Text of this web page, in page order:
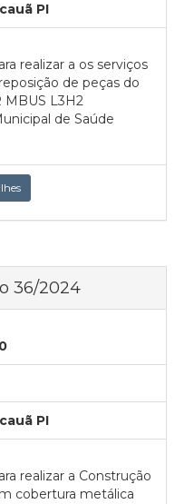
PI
realizar a os serviços
de peças do
MBUS L3H2
de Saúde
36/2024
PI
realizar a Construção
cobertura metálica